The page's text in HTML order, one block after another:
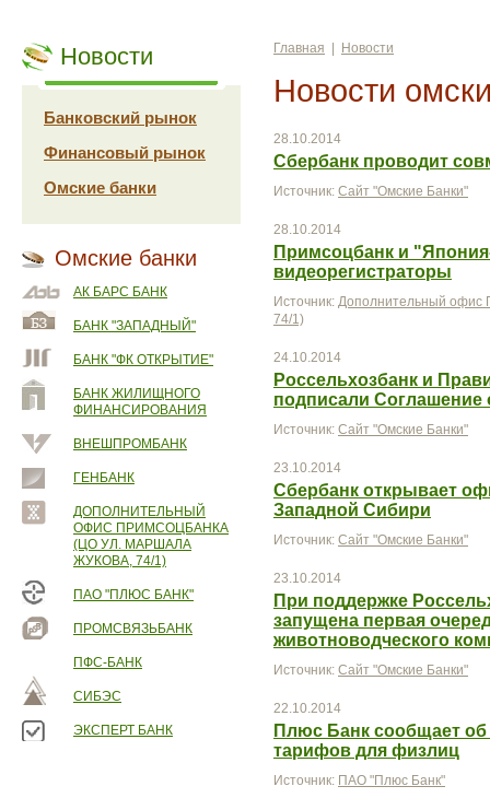
Новости
Банковский рынок
Финансовый рынок
Омские банки
Омские банки
АК БАРС БАНК
БАНК "ЗАПАДНЫЙ"
БАНК "ФК ОТКРЫТИЕ"
БАНК ЖИЛИЩНОГО
ФИНАНСИРОВАНИЯ
ВНЕШПРОМБАНК
ГЕНБАНК
ДОПОЛНИТЕЛЬНЫЙ
ОФИС ПРИМСОЦБАНКА
(ЦО УЛ. МАРШАЛА
ЖУКОВА, 74/1)
ПАО "ПЛЮС БАНК"
ПРОМСВЯЗЬБАНК
ПФС-БАНК
СИБЭС
ЭКСПЕРТ БАНК
Главная Новости
Новости
28.10.2014
Сбербанк проводит
Источник: Сайт "Омские Банки"
28.10.2014
Примсоцбанк и
видеорегистраторы
Источник: Дополнительный офис
74/1)
24.10.2014
Россельхозбанк и
подписали Соглашение
Источник: Сайт "Омские Банки"
23.10.2014
Сбербанк открывает
Западной Сибири
Источник: Сайт "Омские Банки"
23.10.2014
При поддержке
запущена первая
животноводческого
Источник: Сайт "Омские Банки"
22.10.2014
Плюс Банк сообщает об
тарифов для физлиц
Источник: ПАО "Плюс Банк"